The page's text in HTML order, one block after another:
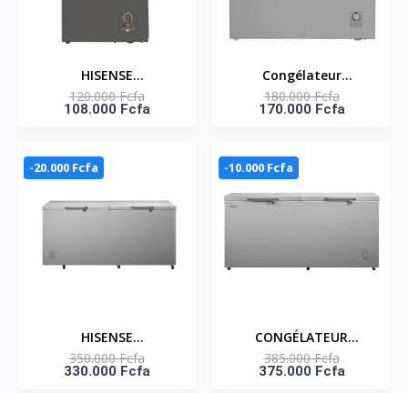
HISENSE
CONGELATEUR
HORIZONTAL 144LT -
120.000 Fcfa
108.000 Fcfa
Congélateur
horizontal une porte
Hisense – 297L – 1
1114W x 630D x 847H –
FC390SHI
180.000 Fcfa
170.000 Fcfa
-20.000 Fcfa
HISENSE
CONGELATEUR
HORIZONTAL 2 PORTES
350.000 Fcfa
330.000 Fcfa
-10.000 Fcfa
CONGÉLATEUR
HORIZONTAL BLANC
AVEC SERRURE 725
385.000 Fcfa
375.000 Fcfa